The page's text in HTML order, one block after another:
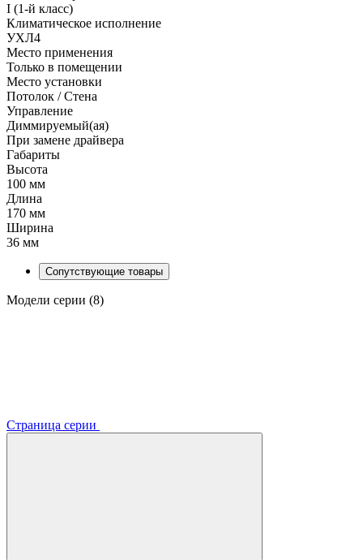
I (1-й класс)
Климатическое исполнение
УХЛ4
Место применения
Только в помещении
Место установки
Потолок / Cтена
Управление
Диммируемый(ая)
При замене драйвера
Габариты
Высота
100 мм
Длина
170 мм
Ширина
36 мм
Сопутствующие товары
Модели серии (8)
Страница серии